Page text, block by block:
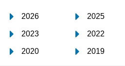
2026 2025
2023 2022
2020 2019